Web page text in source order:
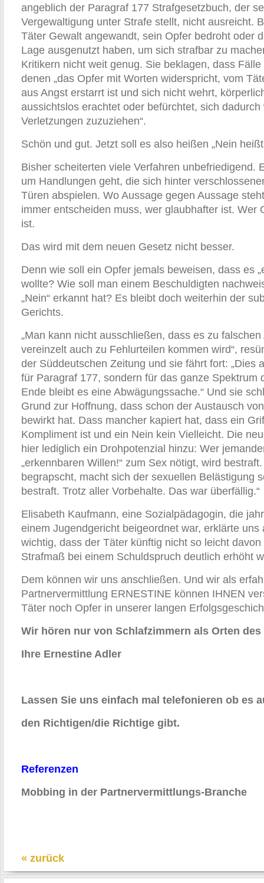
angeblich der Paragraf 177 Strafgesetzbuch, der
Vergewaltigung unter Strafe stellt, nicht ausreicht.
Täter Gewalt angewandt, sein Opfer bedroht oder
Lage ausgenutzt haben, um sich strafbar zu
Kritikern nicht weit genug. Sie beklagen, dass
denen „das Opfer mit Worten widerspricht, vom
aus Angst erstarrt ist und sich nicht wehrt,
aussichtslos erachtet oder befürchtet, sich
Verletzungen zuzuziehen“.
Schön und gut. Jetzt soll es also heißen „Nein
Bisher scheiterten viele Verfahren unbefriedigend.
um Handlungen geht, die sich hinter
Türen abspielen. Wo Aussage gegen Aussage
immer entscheiden muss, wer glaubhafter ist. Wer
ist.
Das wird mit dem neuen Gesetz nicht besser.
Denn wie soll ein Opfer jemals bewei­sen, dass es
woll­te? Wie soll man einem Beschuldigten
„Nein“ erkannt hat? Es bleibt doch weiterhin der
Gerichts.
„Man kann nicht ausschließen, dass es zu
vereinzelt auch zu Fehlurtei­len kommen wird“,
der Süddeutschen Zeitung und sie fährt fort: „Dies
für Paragraf 177, sondern für das ganze Spektrum
Ende bleibt es eine Abwägungssache.“ Und sie
Grund zur Hoffnung, dass schon der Austausch
bewirkt hat. Dass mancher kapiert hat, dass ein
Kompliment ist und ein Nein kein Vielleicht. Die
hier lediglich ein Drohpotenzial hinzu: Wer
„erkennbaren Willen!“ zum Sex nötigt, wird
begrapscht, macht sich der sexuellen Belästigung
bestraft. Trotz aller Vorbehalte. Das war überfällig.“
Elisabeth Kaufmann, eine Sozialpädagogin, die
einem Jugendgericht beigeordnet war, erklärte uns
wichtig, dass der Täter künftig nicht so leicht
Strafmaß bei einem Schuldspruch deutlich erhöht
Dem können wir uns anschließen. Und wir als
Partnervermittlung ERNESTINE können IHNEN
Täter noch Opfer in unserer langen
Wir hören nur von Schlafzimmern als Orten des
Ihre Ernestine Adler
Lassen Sie uns einfach mal telefonieren ob es
den Richtigen/die Richtige gibt.
Referenzen
Mobbing in der Partnervermittlungs-Branche
« zurück